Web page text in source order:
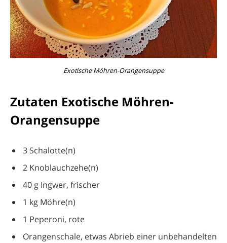
Exotische Möhren-Orangensuppe
Zutaten Exotische Möhren-
Orangensuppe
3 Schalotte(n)
2 Knoblauchzehe(n)
40 g Ingwer, frischer
1 kg Möhre(n)
1 Peperoni, rote
Orangenschale, etwas Abrieb einer unbehandelten